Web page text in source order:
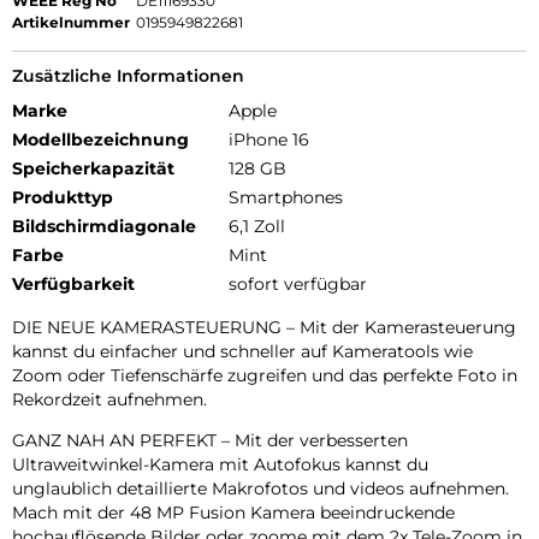
Artikelnummer 0195949822681
Zusätzliche Informationen
Marke
Apple
Modellbezeichnung
iPhone 16
Speicherkapazität
128 GB
Produkttyp
Smartphones
Bildschirmdiagonale
6,1 Zoll
Farbe
Mint
Verfügbarkeit
sofort verfügbar
DIE NEUE KAMERASTEUERUNG – Mit der Kamerasteuerung
kannst du einfacher und schneller auf Kameratools wie
Zoom oder Tiefenschärfe zugreifen und das perfekte Foto in
Rekordzeit aufnehmen.
GANZ NAH AN PERFEKT – Mit der verbesserten
Ultraweitwinkel-Kamera mit Autofokus kannst du
unglaublich detaillierte Makrofotos und videos aufnehmen.
Mach mit der 48 MP Fusion Kamera beeindruckende